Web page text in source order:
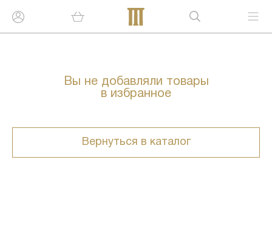
Вы не добавляли товары
в избранное
Вернуться в каталог